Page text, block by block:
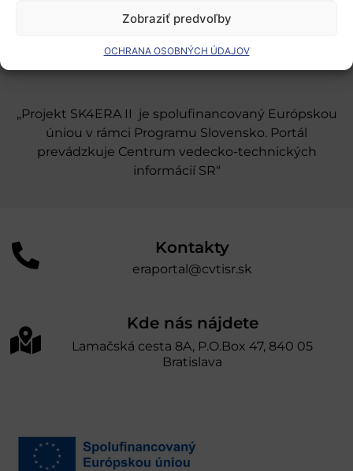
Zobraziť predvoľby
OCHRANA OSOBNÝCH ÚDAJOV
Grantové programy pre výskum
Odber noviniek
„Projekt SK4ERA II je spolufinancovaný Európskou
úniou v rámci Programu Slovensko. Portál
prevádzkuje Centrum vedecko-technických
informácií SR“
Kontakty
eraportal@cvtisr.sk
Kde nás nájdete
Lamačská cesta 8A, P.O.Box 47, 840 05
Bratislava